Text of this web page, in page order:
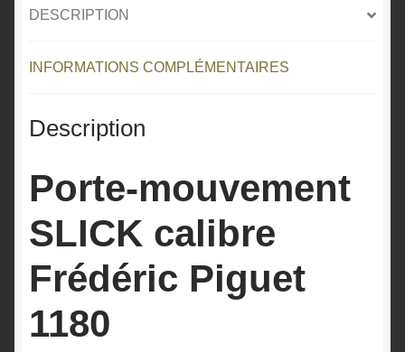
DESCRIPTION
INFORMATIONS COMPLÉMENTAIRES
Description
Porte-mouvement
SLICK calibre
Frédéric Piguet
1180